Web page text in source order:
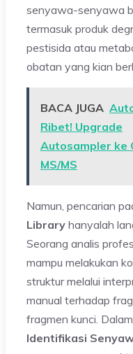
senyawa-senyawa
termasuk produk
pestisida atau
obatan yang kian
BACA JUGA
Ribet! Upgrade
Autosampler ke
MS/MS
Namun, pencarian
Library hanyalah
Seorang analis
mampu melakukan
struktur melalui
manual terhadap
fragmen kunci. Dalam
Identifikasi